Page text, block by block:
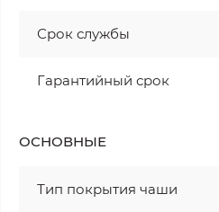
Срок службы
Гарантийный срок
ОСНОВНЫЕ
Тип покрытия чаши